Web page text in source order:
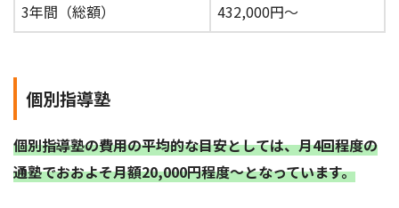
3年間（総額）
432,000円～
個別指導塾
個別指導塾の費用の平均的な目安としては、月4回程度の
通塾でおおよそ月額20,000円程度～となっています。